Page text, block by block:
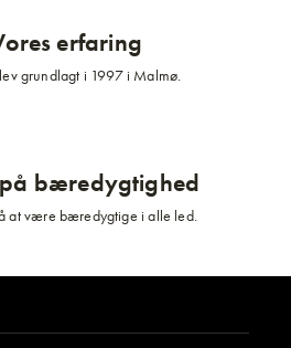
erfaring
grundlagt i 1997 i Malmø.
på bæredygtighed
at være bæredygtige i alle led.